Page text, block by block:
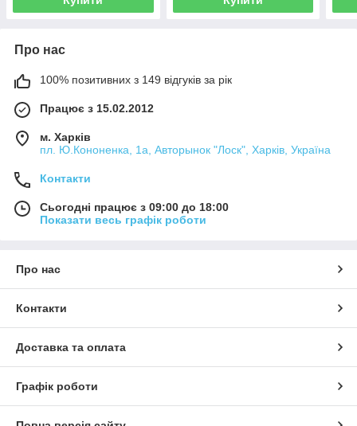
Про нас
100% позитивних з 149 відгуків за рік
Працює з 15.02.2012
м. Харків
пл. Ю.Кононенка, 1а, Авторынок "Лоск", Харків, Україна
Контакти
Сьогодні працює з 09:00 до 18:00
Показати весь графік роботи
Про нас
Контакти
Доставка та оплата
Графік роботи